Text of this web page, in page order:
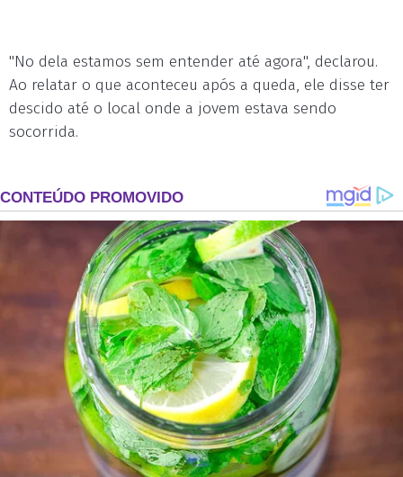
"No dela estamos sem entender até agora", declarou.
Ao relatar o que aconteceu após a queda, ele disse ter
descido até o local onde a jovem estava sendo
socorrida.